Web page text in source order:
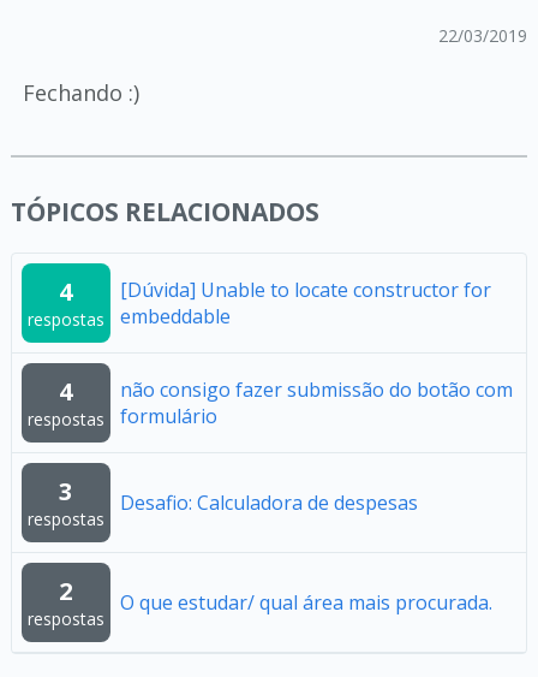
22/03/2019
Fechando :)
TÓPICOS RELACIONADOS
4
respostas
[Dúvida] Unable to locate constructor for
embeddable
4
respostas
não consigo fazer submissão do botão com
formulário
3
respostas
Desafio: Calculadora de despesas
2
respostas
O que estudar/ qual área mais procurada.